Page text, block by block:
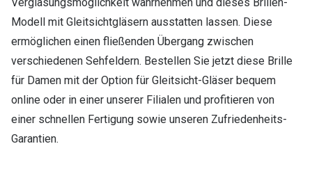
Verglasungsmöglichkeit wahrnehmen und dieses Brillen-
Modell mit Gleitsichtgläsern ausstatten lassen. Diese
ermöglichen einen fließenden Übergang zwischen
verschiedenen Sehfeldern. Bestellen Sie jetzt diese Brille
für Damen mit der Option für Gleitsicht-Gläser bequem
online oder in einer unserer Filialen und profitieren von
einer schnellen Fertigung sowie unseren Zufriedenheits-
Garantien.